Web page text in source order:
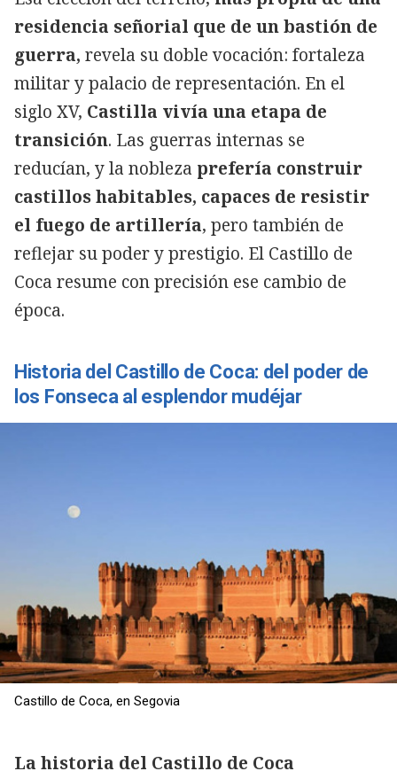
residencia señorial que de un bastión de
guerra, revela su doble vocación: fortaleza
militar y palacio de representación. En el
siglo XV, Castilla vivía una etapa de
transición. Las guerras internas se
reducían, y la nobleza prefería construir
castillos habitables, capaces de resistir
el fuego de artillería, pero también de
reflejar su poder y prestigio. El Castillo de
Coca resume con precisión ese cambio de
época.
Historia del Castillo de Coca: del poder de
los Fonseca al esplendor mudéjar
Castillo de Coca, en Segovia
La historia del Castillo de Coca